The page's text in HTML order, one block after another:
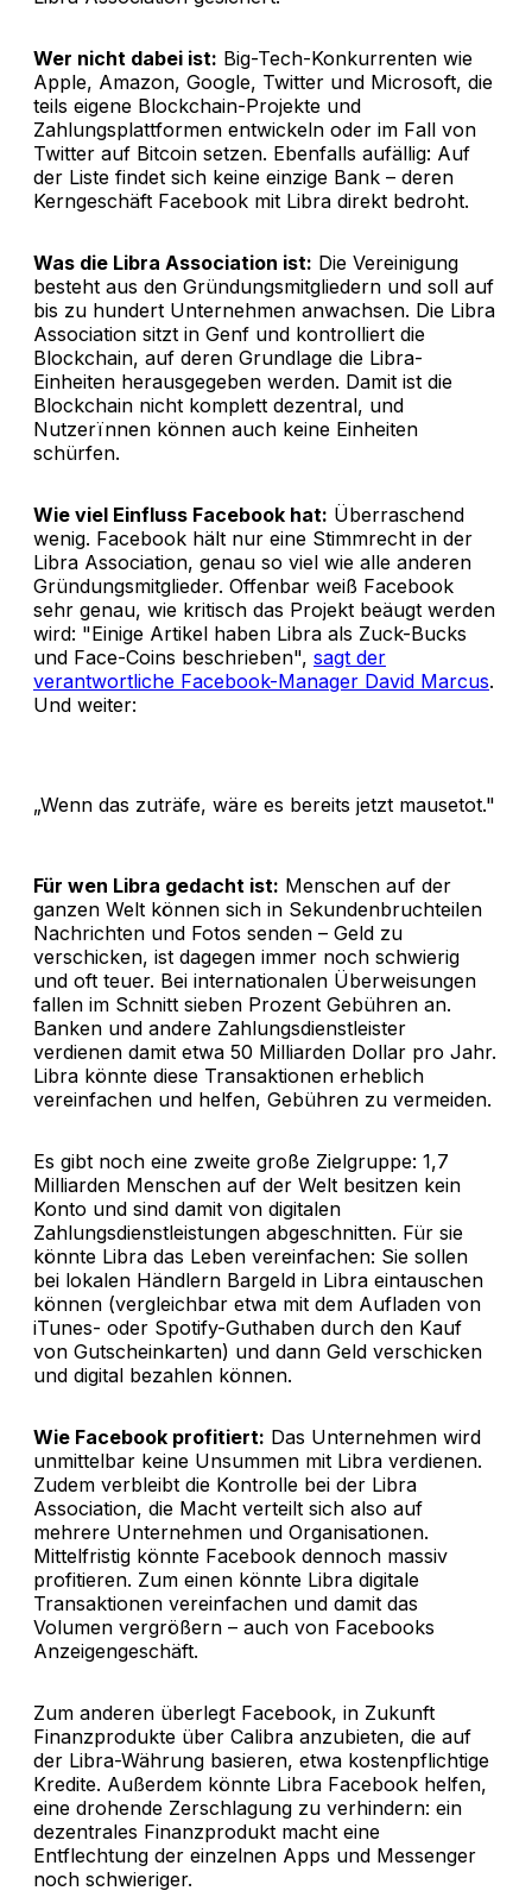
Wer nicht dabei ist: Big-Tech-Konkurrenten wie
Apple, Amazon, Google, Twitter und Microsoft, die
teils eigene Blockchain-Projekte und
Zahlungsplattformen entwickeln oder im Fall von
Twitter auf Bitcoin setzen. Ebenfalls aufällig: Auf
der Liste findet sich keine einzige Bank – deren
Kerngeschäft Facebook mit Libra direkt bedroht.
Was die Libra Association ist: Die Vereinigung
besteht aus den Gründungsmitgliedern und soll auf
bis zu hundert Unternehmen anwachsen. Die Libra
Association sitzt in Genf und kontrolliert die
Blockchain, auf deren Grundlage die Libra-
Einheiten herausgegeben werden. Damit ist die
Blockchain nicht komplett dezentral, und
Nutzerïnnen können auch keine Einheiten
schürfen.
Wie viel Einfluss Facebook hat: Überraschend
wenig. Facebook hält nur eine Stimmrecht in der
Libra Association, genau so viel wie alle anderen
Gründungsmitglieder. Offenbar weiß Facebook
sehr genau, wie kritisch das Projekt beäugt werden
wird: "Einige Artikel haben Libra als Zuck-Bucks
und Face-Coins beschrieben", sagt der
verantwortliche Facebook-Manager David Marcus.
Und weiter:
„Wenn das zuträfe, wäre es bereits jetzt mausetot."
Für wen Libra gedacht ist: Menschen auf der
ganzen Welt können sich in Sekundenbruchteilen
Nachrichten und Fotos senden – Geld zu
verschicken, ist dagegen immer noch schwierig
und oft teuer. Bei internationalen Überweisungen
fallen im Schnitt sieben Prozent Gebühren an.
Banken und andere Zahlungsdienstleister
verdienen damit etwa 50 Milliarden Dollar pro Jahr.
Libra könnte diese Transaktionen erheblich
vereinfachen und helfen, Gebühren zu vermeiden.
Es gibt noch eine zweite große Zielgruppe: 1,7
Milliarden Menschen auf der Welt besitzen kein
Konto und sind damit von digitalen
Zahlungsdienstleistungen abgeschnitten. Für sie
könnte Libra das Leben vereinfachen: Sie sollen
bei lokalen Händlern Bargeld in Libra eintauschen
können (vergleichbar etwa mit dem Aufladen von
iTunes- oder Spotify-Guthaben durch den Kauf
von Gutscheinkarten) und dann Geld verschicken
und digital bezahlen können.
Wie Facebook profitiert: Das Unternehmen wird
unmittelbar keine Unsummen mit Libra verdienen.
Zudem verbleibt die Kontrolle bei der Libra
Association, die Macht verteilt sich also auf
mehrere Unternehmen und Organisationen.
Mittelfristig könnte Facebook dennoch massiv
profitieren. Zum einen könnte Libra digitale
Transaktionen vereinfachen und damit das
Volumen vergrößern – auch von Facebooks
Anzeigengeschäft.
Zum anderen überlegt Facebook, in Zukunft
Finanzprodukte über Calibra anzubieten, die auf
der Libra-Währung basieren, etwa kostenpflichtige
Kredite. Außerdem könnte Libra Facebook helfen,
eine drohende Zerschlagung zu verhindern: ein
dezentrales Finanzprodukt macht eine
Entflechtung der einzelnen Apps und Messenger
noch schwieriger.